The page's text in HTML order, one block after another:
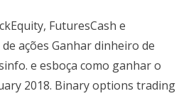
FuturesCash e
ações Ganhar dinheiro de
e esboça como ganhar o
2018. Binary options trading